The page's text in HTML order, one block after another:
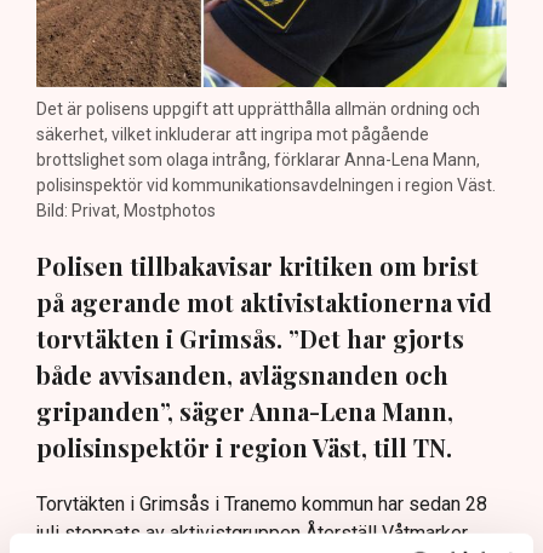
Det är polisens uppgift att upprätthålla allmän ordning och
säkerhet, vilket inkluderar att ingripa mot pågående
brottslighet som olaga intrång, förklarar Anna-Lena Mann,
polisinspektör vid kommunikationsavdelningen i region Väst.
Bild: Privat, Mostphotos
Polisen tillbakavisar kritiken om brist
på agerande mot aktivistaktionerna vid
torvtäkten i Grimsås. ”Det har gjorts
både avvisanden, avlägsnanden och
gripanden”, säger Anna-Lena Mann,
polisinspektör i region Väst, till TN.
Torvtäkten i Grimsås i Tranemo kommun har sedan 28
juli stoppats av aktivistgruppen Återställ Våtmarker